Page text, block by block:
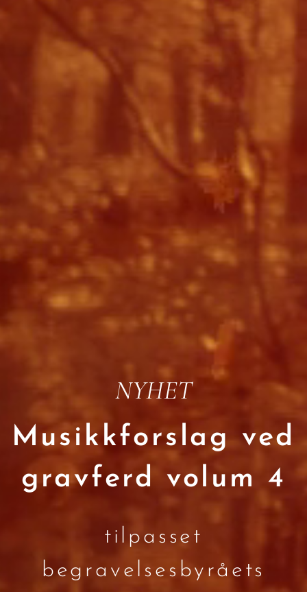
NYHET
Musikkforslag ved
gravferd volum 4
tilpasset
begravelsesbyråets